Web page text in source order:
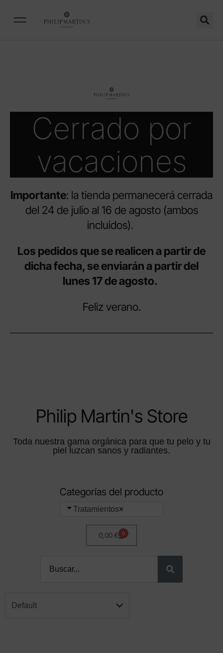
Cerrado por
vacaciones
Importante: la tienda permanecerá cerrada
del 24 de julio al 16 de agosto (ambos
incluidos).
Los pedidos que se realicen a partir de
dicha fecha, se enviarán a partir del
lunes 17 de agosto.
Feliz verano.
Philip Martin's Store
Toda nuestra gama orgánica para que tu pelo y tu
piel luzcan sanos y radiantes.
0,00 € 0
Categorías del producto
×
Tratamientos
Default